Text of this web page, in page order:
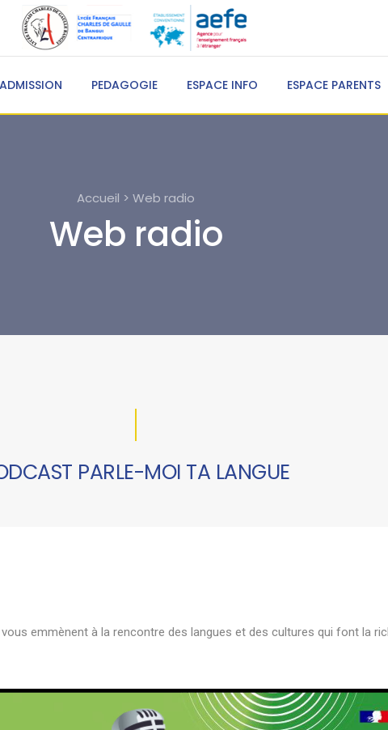
ADMISSION PEDAGOGIE ESPACE INFO ESPACE PARENTS
Accueil > Web radio
Web radio
PARLE-MOI TA LANGUE
emmènent à la rencontre des langues et des cultures qui font la